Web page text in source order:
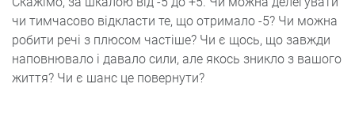
чи тимчасово відкласти те, що отримало -5? Чи можна
робити речі з плюсом частіше? Чи є щось, що завжди
наповнювало і давало сили, але якось зникло з вашого
життя? Чи є шанс це повернути?